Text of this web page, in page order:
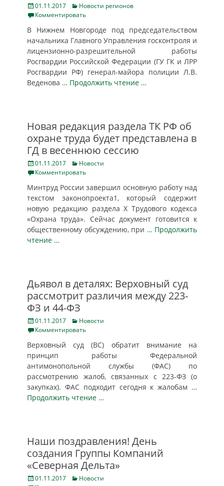
Posted
on
01.11.2017 Categories
Новости регионов
Комментировать
В Нижнем Новгороде под председательством
начальника Главного Управления госконтроля и
лицензионно-разрешительной работы
Росгвардии Российской Федерации (ГУ ГК и ЛРР
Росгвардии РФ) генерал-майора полиции Л.В.
Веденова … Продолжить чтение …
Новая редакция раздела ТК РФ об
охране труда будет представлена в
ГД в весеннюю сессию
Posted
on
01.11.2017 Categories
Новости
Комментировать
Минтруд России завершил основную работу над
текстом законопроекта1, который содержит
новую редакцию раздела Х Трудового кодекса
«Охрана труда». Сейчас документ готовится к
общественному обсуждению, при … Продолжить
чтение …
Дьявол в деталях: Верховный суд
рассмотрит различия между 223-
ФЗ и 44-ФЗ
Posted
on
01.11.2017 Categories
Новости
Комментировать
Верховный суд (ВС) обратит внимание на
принцип работы Федеральной
антимонопольной службы (ФАС) по
рассмотрению жалоб, связанных с 223-ФЗ (о
закупках). ФАС подходит сегодня к жалобам …
Продолжить чтение …
Наши поздравления! День
создания Группы Компаний
«Северная Дельта»
Posted
01.11.2017 Categories
Новости